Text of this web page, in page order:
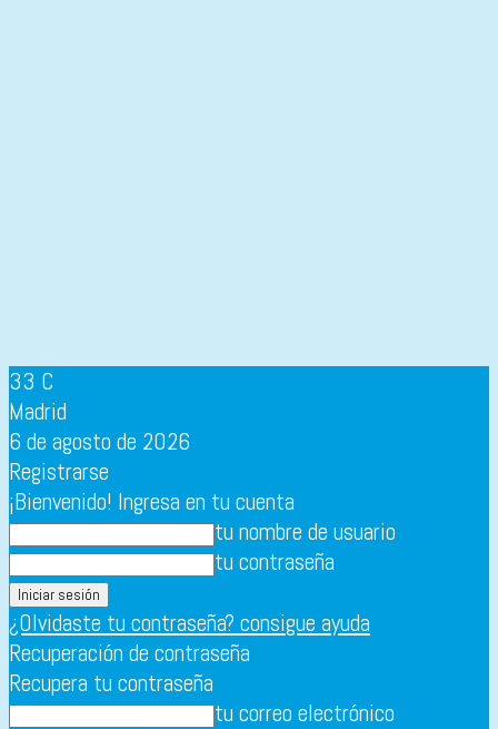
33 C
Madrid
6 de agosto de 2026
Registrarse
¡Bienvenido! Ingresa en tu cuenta
tu nombre de usuario
tu contraseña
¿Olvidaste tu contraseña? consigue ayuda
Recuperación de contraseña
Recupera tu contraseña
tu correo electrónico